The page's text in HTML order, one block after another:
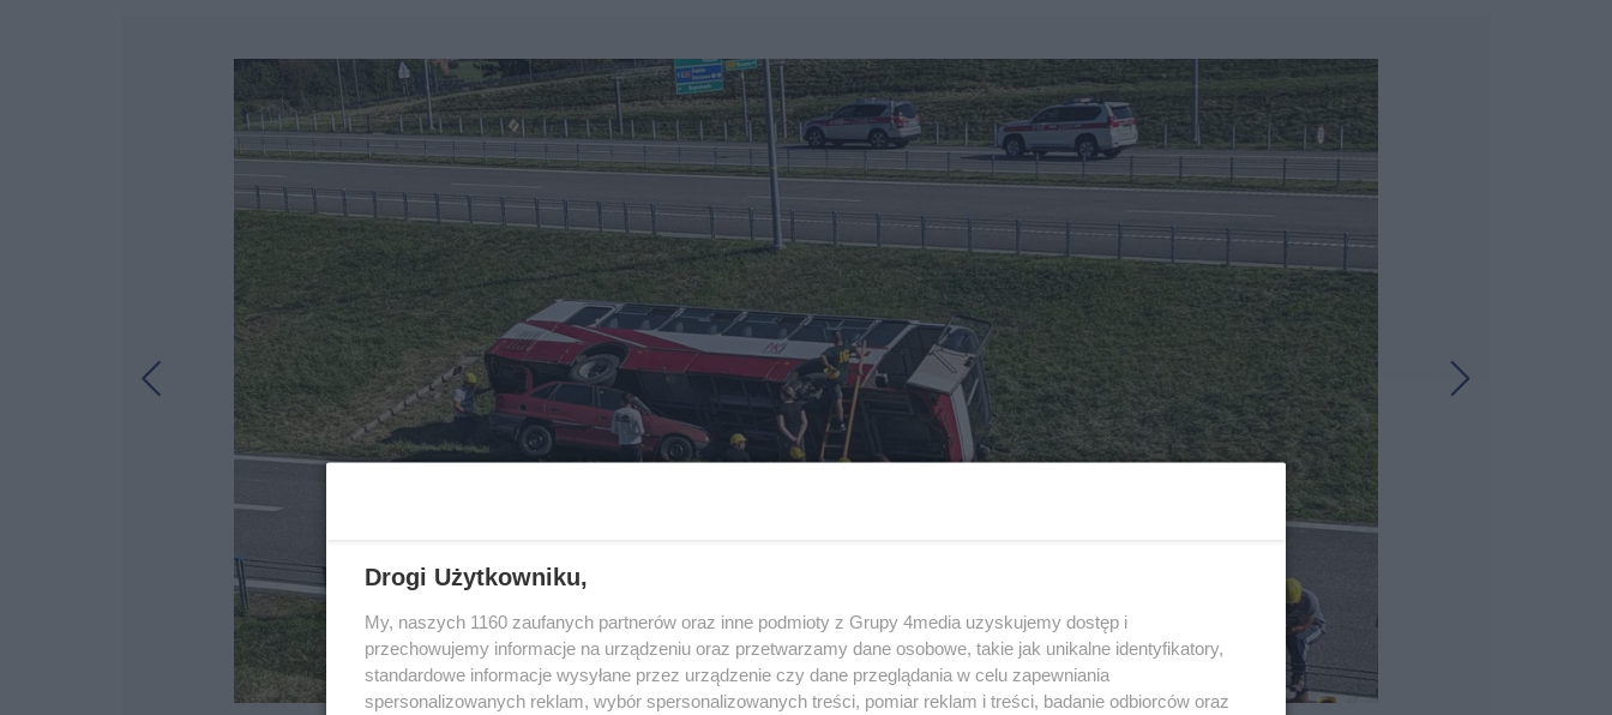
Drogi Użytkowniku,
My, naszych 1160 zaufanych partnerów oraz inne podmioty z Grupy 4media uzyskujemy dostęp i
przechowujemy informacje na urządzeniu oraz przetwarzamy dane osobowe, takie jak unikalne identyfikatory,
standardowe informacje wysyłane przez urządzenie czy dane przeglądania w celu zapewniania
spersonalizowanych reklam, wybór spersonalizowanych treści, pomiar reklam i treści, badanie odbiorców oraz